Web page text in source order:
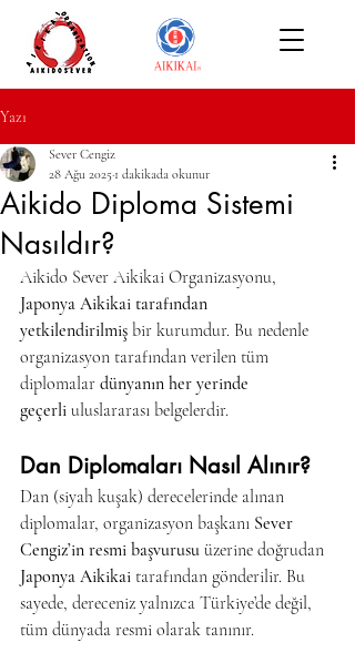
Yazı
Aikido Diploma Sistemi
Nasıldır?
Sever Cengiz
28 Ağu 2025 1 dakikada okunur
Aikido Sever Aikikai Organizasyonu,
Japonya Aikikai tarafından
yetkilendirilmiş bir kurumdur. Bu nedenle
organizasyon tarafından verilen tüm
diplomalar dünyanın her yerinde
geçerli uluslararası belgelerdir.
Dan Diplomaları Nasıl Alınır?
Dan (siyah kuşak) derecelerinde alınan
diplomalar, organizasyon başkanı Sever
Cengiz’in resmi başvurusu üzerine doğrudan
Japonya Aikikai tarafından gönderilir. Bu
sayede, dereceniz yalnızca Türkiye’de değil,
tüm dünyada resmi olarak tanınır.